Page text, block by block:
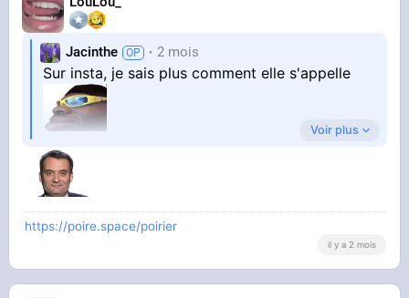
Jacinthe 2 mois
Sur insta, je sais plus comment elle s'appelle
Si quelqu'un a son nom, je suis preneur, c'est
pour un pote
Voir plus
https://poire.space/poirier
il y a 2 mois